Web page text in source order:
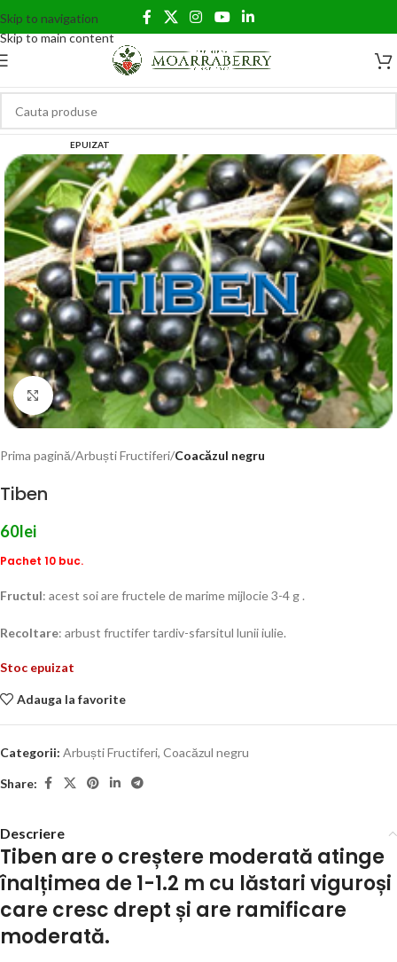
Skip to navigation
Skip to main content
EPUIZAT
Click to enlarge
Prima pagină Arbuști Fructiferi Coacăzul negru
Tiben
60lei
Pachet 10 buc.
Fructul: acest soi are fructele de marime mijlocie 3-4 g .
Recoltare: arbust fructifer tardiv-sfarsitul lunii iulie.
Stoc epuizat
Adauga la favorite
Categorii: Arbuști Fructiferi, Coacăzul negru
Share:
Descriere
Tiben are o creștere moderată atinge
înalțimea de 1-1.2 m cu lăstari viguroși
care cresc drept și are ramificare
moderată.